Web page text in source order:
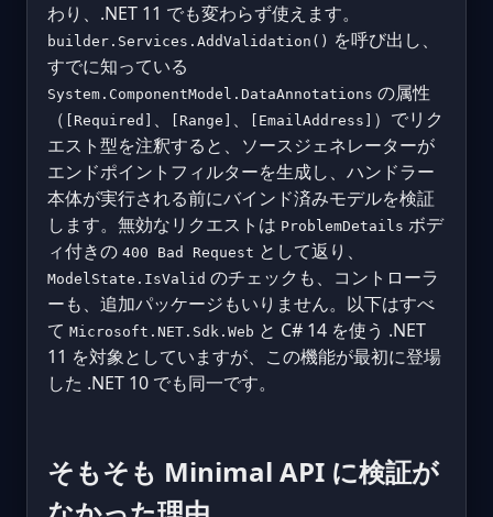
わり、.NET 11 でも変わらず使えます。
builder.Services.AddValidation() を呼び出し、
すでに知っている
System.ComponentModel.DataAnnotations の属性
（
[Required] 、 [Range] 、 [EmailAddress]
）でリク
エスト型を注釈すると、ソースジェネレーターが
エンドポイントフィルターを生成し、ハンドラー
本体が実行される前にバインド済みモデルを検証
します。無効なリクエストは ProblemDetails ボデ
ィ付きの 400 Bad Request として返り、
ModelState.IsValid のチェックも、コントローラ
ーも、追加パッケージもいりません。以下はすべ
て Microsoft.NET.Sdk.Web と C# 14 を使う .NET
11 を対象としていますが、この機能が最初に登場
した .NET 10 でも同一です。
そもそも Minimal API に検証が